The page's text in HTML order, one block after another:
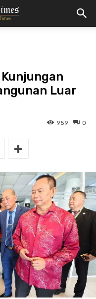
Luar
0
959